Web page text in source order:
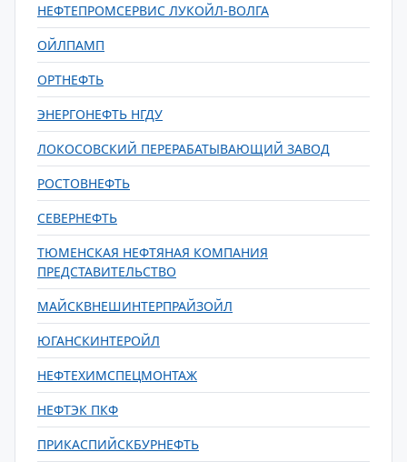
НЕФТЕПРОМСЕРВИС ЛУКОЙЛ-ВОЛГА
ОЙЛПАМП
ОРТНЕФТЬ
ЭНЕРГОНЕФТЬ НГДУ
ЛОКОСОВСКИЙ ПЕРЕРАБАТЫВАЮЩИЙ ЗАВОД
РОСТОВНЕФТЬ
СЕВЕРНЕФТЬ
ТЮМЕНСКАЯ НЕФТЯНАЯ КОМПАНИЯ
ПРЕДСТАВИТЕЛЬСТВО
МАЙСКВНЕШИНТЕРПРАЙЗОЙЛ
ЮГАНСКИНТЕРОЙЛ
НЕФТЕХИМСПЕЦМОНТАЖ
НЕФТЭК ПКФ
ПРИКАСПИЙСКБУРНЕФТЬ